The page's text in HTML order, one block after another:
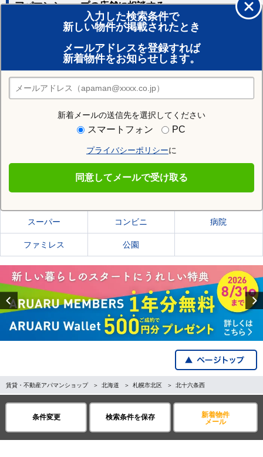
条件変更 検索条件を保存
新着物件
メール
入力した検索条件で
新しい物件が掲載されたとき
メールアドレスを登録すれば
新着物件をお知らせします。
新着メールの送信先を選択してください
スマートフォン PC
プライバシーポリシーに
同意してメールで受け取る
アパマンショップの店舗に相談する
賃貸のプロがお部屋探し！
おまかせ物件リクエスト
住みたい街の店舗を探す
店舗検索
住む街研究所で札幌市北区の情報を見る
札幌市北区の施設一覧
スーパー コンビニ 病院
ファミレス 公園
Previous
賃貸・不動産アパマンショップ 北海道 札幌市北区 北十六条西
全国の都道府県から探す
企業・IR情報 サイトポリシー